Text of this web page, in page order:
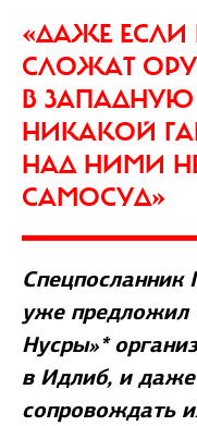
«ДАЖЕ
СЛОЖАТ
В ЗАПАДНУЮ
НИКАКОЙ
НАД НИМИ
САМОСУД»
уже предложил
Нусры»*
в Идлиб, и
сопровождать